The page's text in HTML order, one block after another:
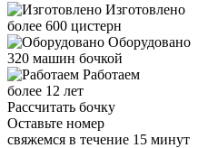
Изготовлено
более 600 цистерн
Оборудовано
320 машин бочкой
Работаем
более 12 лет
Рассчитать бочку
Оставьте номер
свяжемся в течение 15 минут